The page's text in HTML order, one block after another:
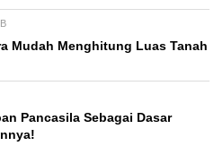
Mudah Menghitung Luas Tanah
Pancasila Sebagai Dasar